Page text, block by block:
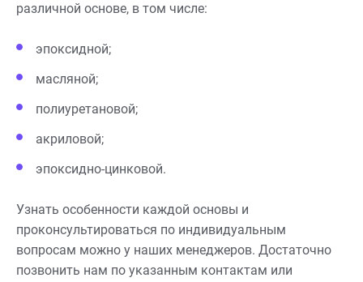
различной основе, в том числе:
эпоксидной;
масляной;
полиуретановой;
акриловой;
эпоксидно-цинковой.
Узнать особенности каждой основы и
проконсультироваться по индивидуальным
вопросам можно у наших менеджеров. Достаточно
позвонить нам по указанным контактам или